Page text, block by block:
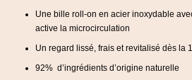
Une bille roll-on en acier inoxydable
active la microcirculation
Un regard lissé, frais et revitalisé dès la
92% d’ingrédients d’origine naturelle